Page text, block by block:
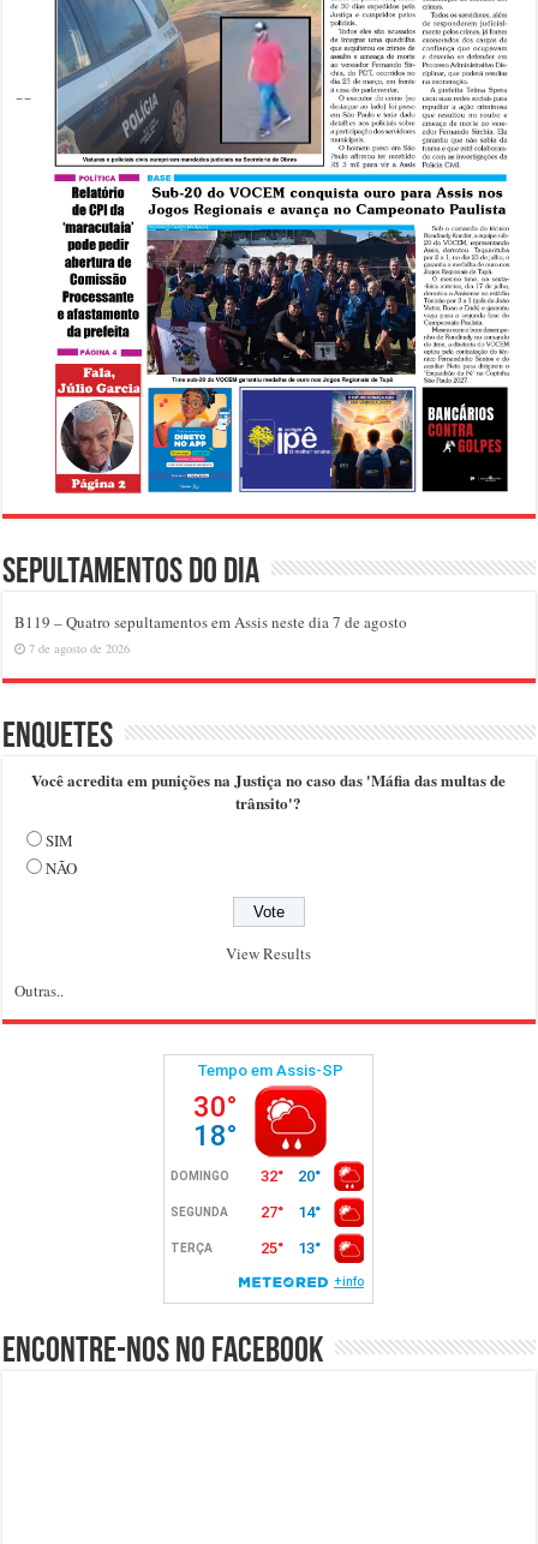
Sepultamentos do dia
B119 – Quatro sepultamentos em Assis neste dia 7 de agosto
7 de agosto de 2026
Enquetes
Você acredita em punições na Justiça no caso das 'Máfia das multas de
trânsito'?
SIM
NÃO
View Results
Outras..
Encontre-nos no Facebook